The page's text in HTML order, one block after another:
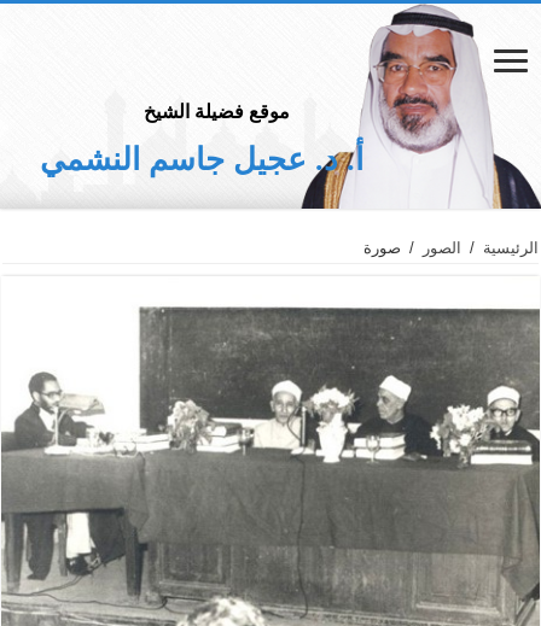
موقع فضيلة الشيخ
أ. د. عجيل جاسم النشمي
الرئيسية / الصور / صورة